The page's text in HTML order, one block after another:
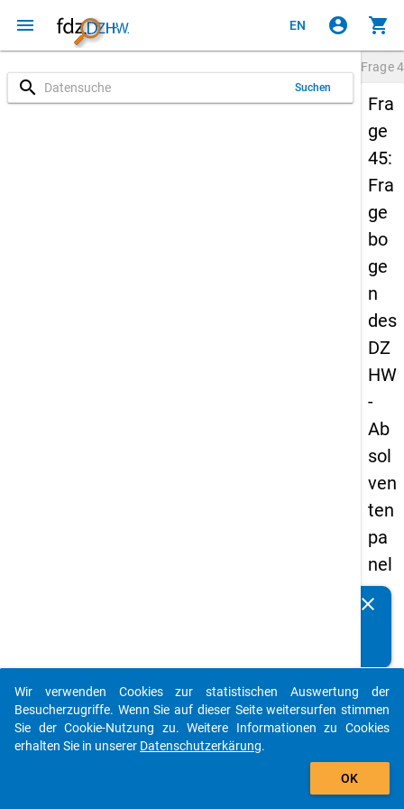
menu EN account_circle shopping_cart
search Suchen
Frage
Fra
ge
45:
Fra
ge
bo
ge
n
des
DZ
HW
-
Ab
sol
ven
ten
pa
nel
s
-
zw
eit
clear
auto_stories
add_shopping_cart
Wir verwenden Cookies zur statistischen Auswertung der
Besucherzugriffe. Wenn Sie auf dieser Seite weitersurfen stimmen
Sie der Cookie-Nutzung zu. Weitere Informationen zu Cookies
erhalten Sie in unserer Datenschutzerkärung.
OK